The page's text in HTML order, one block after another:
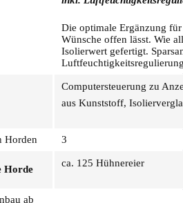
Die optimale Ergänzung
Wünsche offen lässt. Wie
Isolierwert gefertigt.
Computersteuerung zu
aus Kunststoff,
Horden 3
Horde
ca. 125 Hühnereier
ab